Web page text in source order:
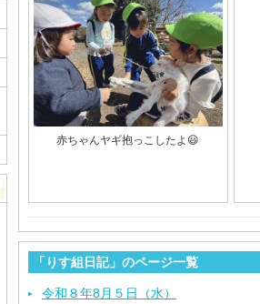
赤ちゃんヤギ抱っこしたよ😃
「りす組日記」のページ一覧
令和８年8月５日（水）